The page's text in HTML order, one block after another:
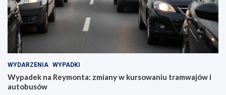
WYDARZENIA WYPADKI
Wypadek na Reymonta: zmiany w kursowaniu tramwajów i
autobusów